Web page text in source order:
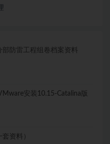
部防雷工程组卷档案资料
安装10.15-Catalina版
资料）